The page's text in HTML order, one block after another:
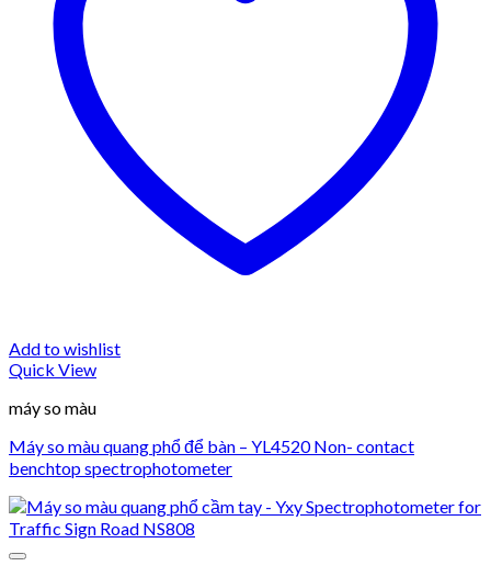
Add to wishlist
Quick View
máy so màu
Máy so màu quang phổ để bàn – YL4520 Non- contact
benchtop spectrophotometer